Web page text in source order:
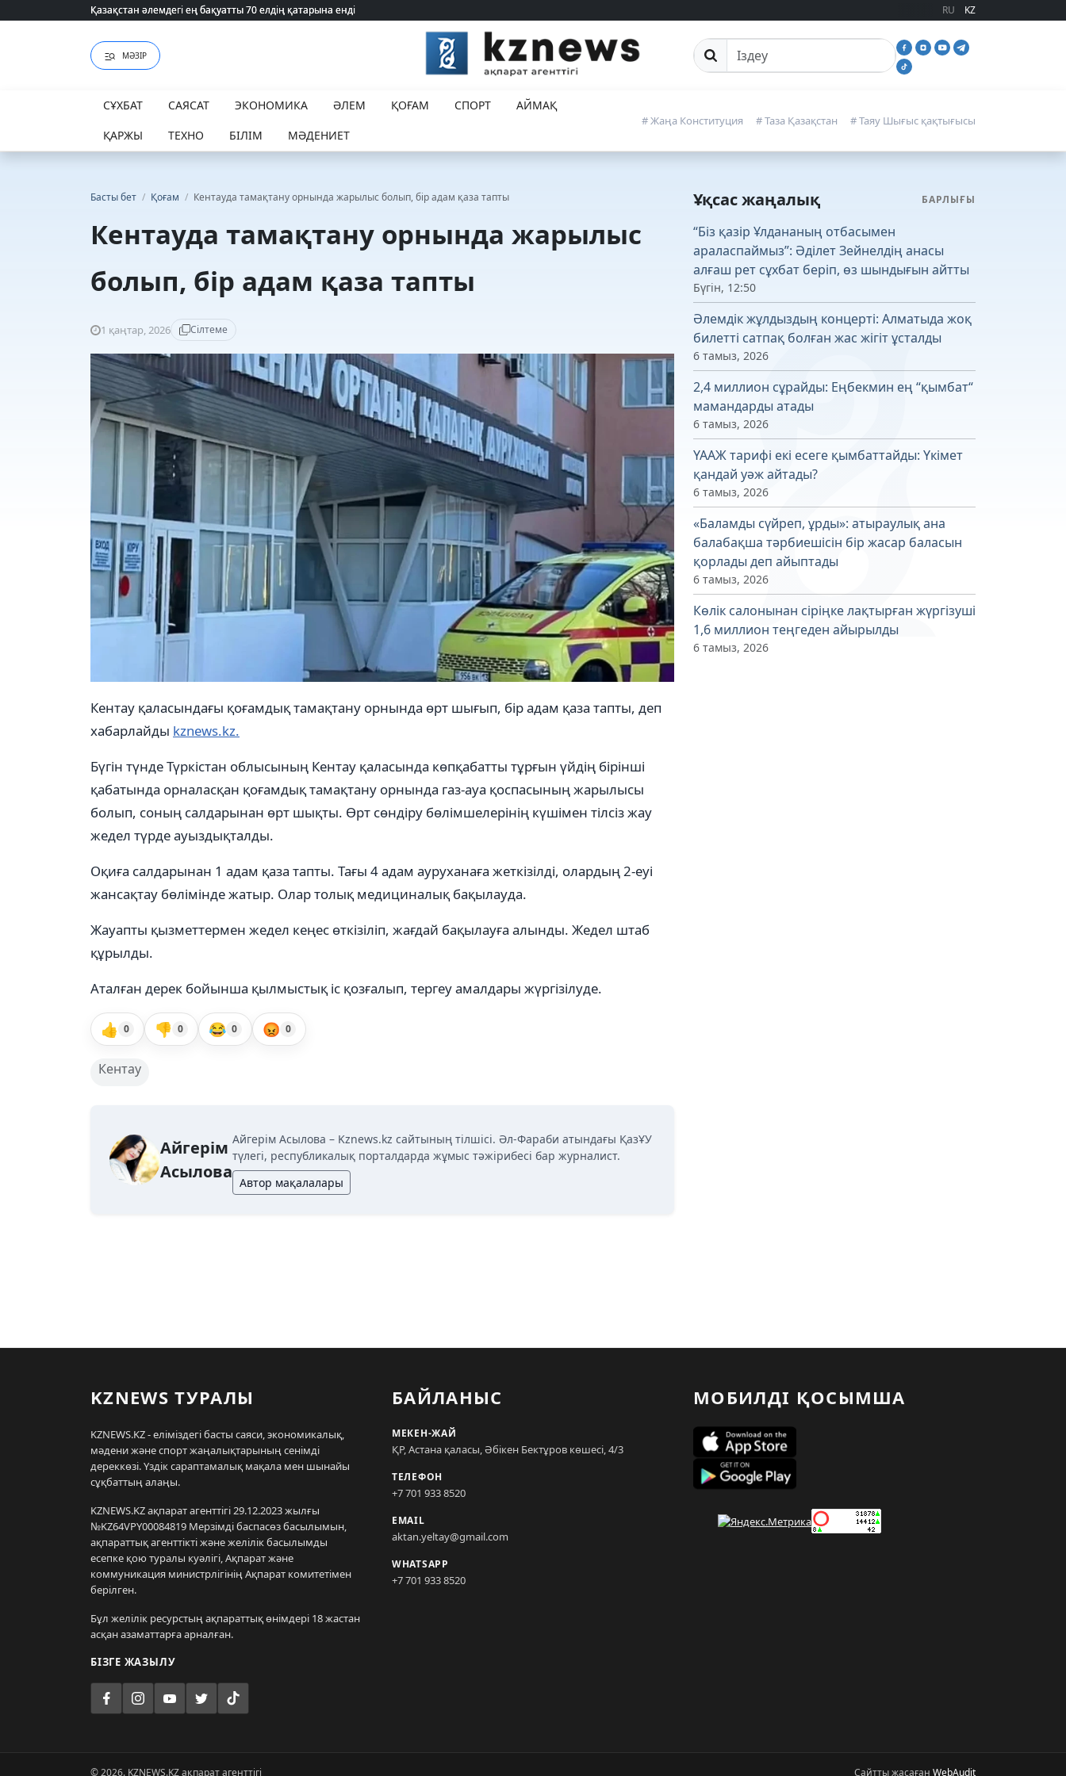
Қазақстан әлемдегі ең бақуатты 70 елдің қатарына енді
Қазақстан әлемдегі ең бақуатты 70 елдің қатарына енді RU KZ
МӘЗІР Сайттан іздеу
СҰХБАТ САЯСАТ ЭКОНОМИКА ӘЛЕМ ҚОҒАМ СПОРТ
АЙМАҚ
ҚАРЖЫ
ТЕХНО БІЛІМ МӘДЕНИЕТ
# Жаңа Конституция # Таза Қазақстан # Таяу Шығыс қақтығысы
Басты бет / Қоғам / Кентауда тамақтану орнында жарылыс болып, бір адам қаза тапты
Кентауда тамақтану орнында жарылыс
болып, бір адам қаза тапты
1 қаңтар, 2026 Сілтеме
Кентау қаласындағы қоғамдық тамақтану орнында өрт шығып, бір адам қаза тапты, деп
хабарлайды kznews.kz.
Бүгін түнде Түркістан облысының Кентау қаласында көпқабатты тұрғын үйдің бірінші
қабатында орналасқан қоғамдық тамақтану орнында газ-ауа қоспасының жарылысы
болып, соның салдарынан өрт шықты. Өрт сөндіру бөлімшелерінің күшімен тілсіз жау
жедел түрде ауыздықталды.
Оқиға салдарынан 1 адам қаза тапты. Тағы 4 адам ауруханаға жеткізілді, олардың 2-еуі
жансақтау бөлімінде жатыр. Олар толық медициналық бақылауда.
Жауапты қызметтермен жедел кеңес өткізіліп, жағдай бақылауға алынды. Жедел штаб
құрылды.
Аталған дерек бойынша қылмыстық іс қозғалып, тергеу амалдары жүргізілуде.
👍 0 👎 0 😂 0 😡 0
Кентау
Айгерім
Асылова
Айгерім Асылова – Kznews.kz сайтының тілшісі. Әл-Фараби атындағы ҚазҰУ
түлегі, республикалық порталдарда жұмыс тәжірибесі бар журналист.
Автор мақалалары
Ұқсас жаңалық БАРЛЫҒЫ
“Біз қазір Ұлдананың отбасымен
араласпаймыз”: Әділет Зейнелдің анасы
алғаш рет сұхбат беріп, өз шындығын айтты
Бүгін, 12:50
Әлемдік жұлдыздың концерті: Алматыда жоқ
билетті сатпақ болған жас жігіт ұсталды
6 тамыз, 2026
2,4 миллион сұрайды: Еңбекмин ең “қымбат“
мамандарды атады
6 тамыз, 2026
ҮААЖ тарифі екі есеге қымбаттайды: Үкімет
қандай уәж айтады?
6 тамыз, 2026
«Баламды сүйреп, ұрды»: атыраулық ана
балабақша тәрбиешісін бір жасар баласын
қорлады деп айыптады
6 тамыз, 2026
Көлік салонынан сіріңке лақтырған жүргізуші
1,6 миллион теңгеден айырылды
6 тамыз, 2026
KZNEWS ТУРАЛЫ
KZNEWS.KZ - еліміздегі басты саяси, экономикалық,
мәдени және спорт жаңалықтарының сенімді
дереккөзі. Үздік сараптамалық мақала мен шынайы
сұқбаттың алаңы.
KZNEWS.KZ ақпарат агенттігі 29.12.2023 жылғы
№KZ64VPY00084819 Мерзімді баспасөз басылымын,
ақпараттық агенттікті және желілік басылымды
есепке қою туралы куәлігі, Ақпарат және
коммуникация министрлігінің Ақпарат комитетімен
берілген.
Бұл желілік ресурстың ақпараттық өнімдері 18 жастан
асқан азаматтарға арналған.
БІЗГЕ ЖАЗЫЛУ
БАЙЛАНЫС
МЕКЕН-ЖАЙ
ҚР, Астана қаласы, Әбікен Бектұров көшесі, 4/3
ТЕЛЕФОН
+7 701 933 8520
EMAIL
aktan.yeltay@gmail.com
WHATSAPP
+7 701 933 8520
МОБИЛДІ ҚОСЫМША
© 2026. KZNEWS.KZ ақпарат агенттігі Сайтты жасаған WebAudit